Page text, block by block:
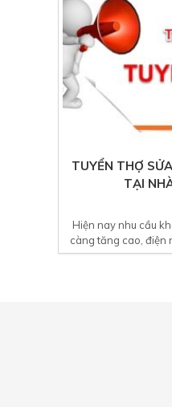
TUYỂN THỢ
TẠI
Hiện nay nhu cầu
càng tăng cao, điện